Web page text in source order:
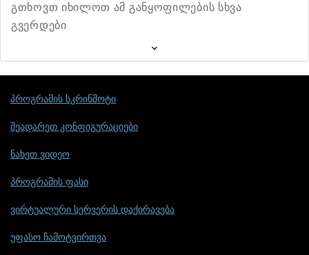
გთხოვთ იხილოთ ამ განყოფილების სხვა
გვერდები.
პროგრამის სკრინშოტი
შეადარეთ კონფიგურაციები
ნახეთ ვიდეო
პროგრამის ფასი
ვირტუალური სერვერის დაქირავება
უფასო ჩამოტვირთვა